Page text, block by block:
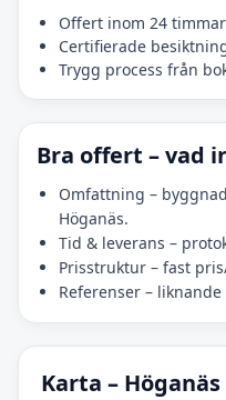
Offert inom 24 timmar
Certifierade
Trygg process från
Bra offert – vad
Omfattning –
Höganäs.
Tid & leverans –
Prisstruktur – fast
Referenser –
Karta – Höganäs